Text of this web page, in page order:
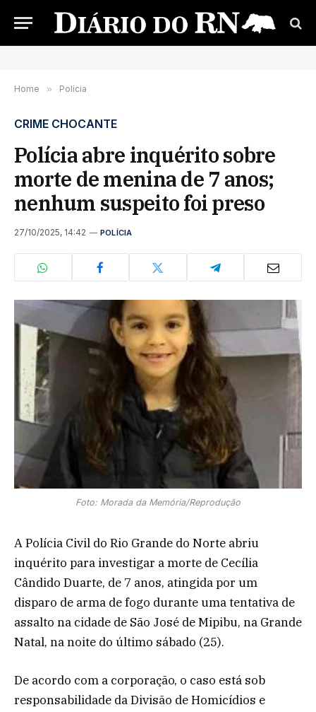
Home » Polícia
CRIME CHOCANTE
Polícia abre inquérito sobre
morte de menina de 7 anos;
nenhum suspeito foi preso
27/10/2025, 14:42 POLÍCIA
Foto: Morada da Memória/Reprodução
A Polícia Civil do Rio Grande do Norte abriu
inquérito para investigar a morte de Cecília
Cândido Duarte, de 7 anos, atingida por um
disparo de arma de fogo durante uma tentativa de
assalto na cidade de São José de Mipibu, na Grande
Natal, na noite do último sábado (25).
De acordo com a corporação, o caso está sob
responsabilidade da Divisão de Homicídios e